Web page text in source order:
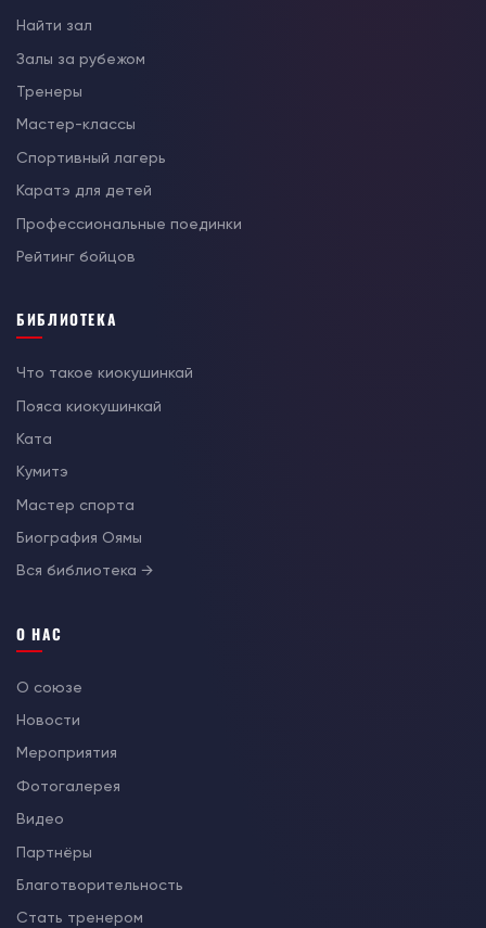
Найти зал
Залы за рубежом
Тренеры
Мастер-классы
Спортивный лагерь
Каратэ для детей
Профессиональные поединки
Рейтинг бойцов
БИБЛИОТЕКА
Что такое киокушинкай
Пояса киокушинкай
Ката
Кумитэ
Мастер спорта
Биография Оямы
Вся библиотека →
О НАС
О союзе
Новости
Мероприятия
Фотогалерея
Видео
Партнёры
Благотворительность
Стать тренером